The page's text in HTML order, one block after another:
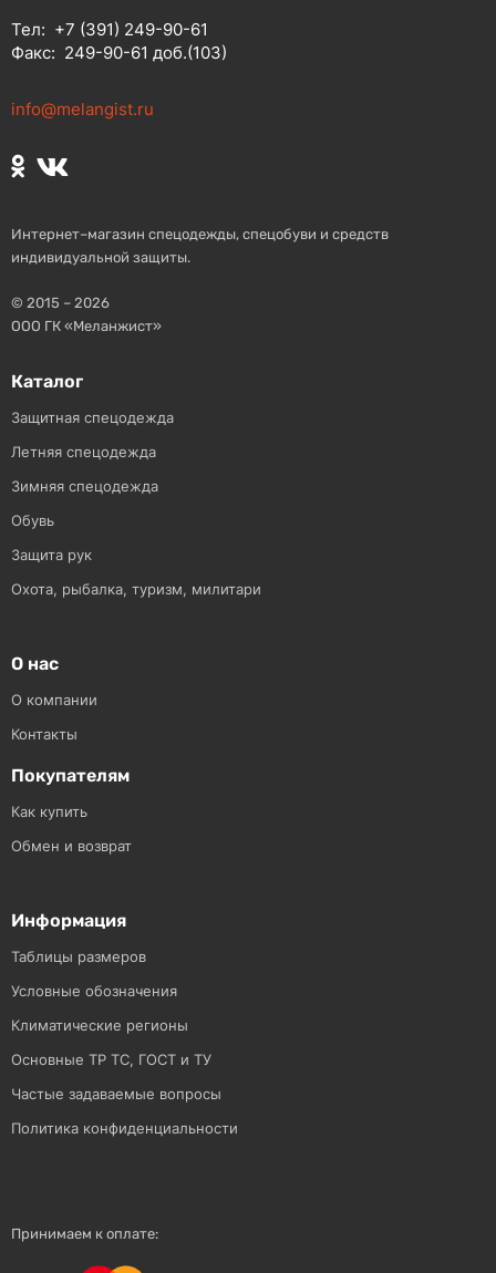
Тел: +7 (391) 249-90-61
Факс: 249-90-61 доб.(103)
info@melangist.ru
Интернет–магазин спецодежды, спецобуви и средств
индивидуальной защиты.
© 2015 – 2026
ООО ГК «Меланжист»
Каталог
Защитная спецодежда
Летняя спецодежда
Зимняя спецодежда
Обувь
Защита рук
Охота, рыбалка, туризм, милитари
О нас
О компании
Контакты
Покупателям
Как купить
Обмен и возврат
Информация
Таблицы размеров
Условные обозначения
Климатические регионы
Основные ТР ТС, ГОСТ и ТУ
Частые задаваемые вопросы
Политика конфиденциальности
Принимаем к оплате: